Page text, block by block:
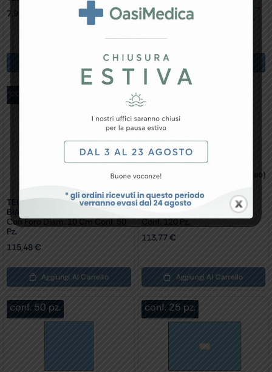
7,99
Aggiungi Al Carrello
BIACCOPPIATO 100×100 Cm –
Con Lato Adesivo Conf. 50 Pz.
conf. 50 pz.
TELO CHIRURGICO IN TNT
BIACCOPPIATO 100×100 Cm
Con Foro Diam. 10 Cm Conf. 50
Pz.
115,48€
Aggiungi Al Carrello
TELO CHIRURGICO IN TNT
BIACCOPPIATO 100×100 Cm
Conf. 120 Pz.
113,77€
Aggiungi Al Carrello
conf. 50 pz. conf. 25 pz.